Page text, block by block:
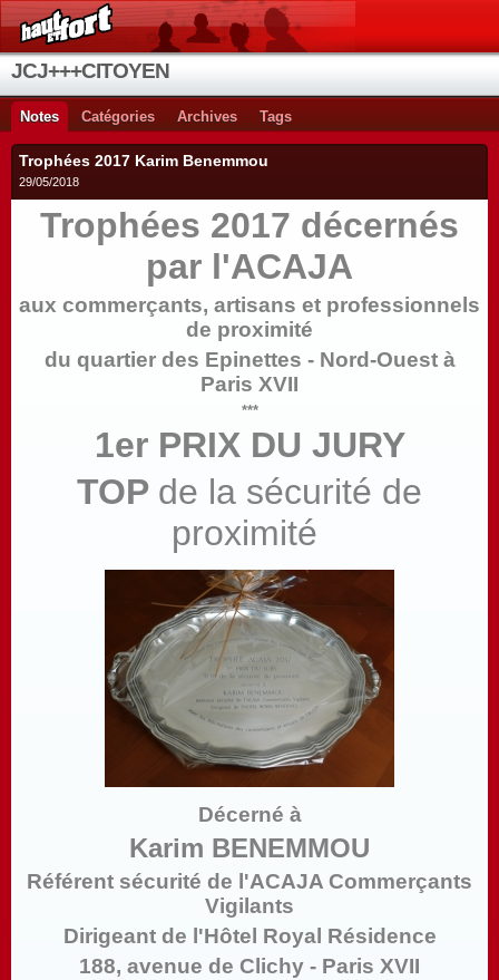
JCJ+++CITOYEN
Notes Catégories Archives Tags
Trophées 2017 Karim Benemmou
29/05/2018
Trophées 2017 décernés
par l'ACAJA
aux commerçants, artisans et professionnels
de proximité
du quartier des Epinettes - Nord-Ouest à
Paris XVII
***
1er PRIX DU JURY
TOP de la sécurité de
proximité
Décerné à
Karim BENEMMOU
Référent sécurité de l'ACAJA Commerçants
Vigilants
Dirigeant de l'Hôtel Royal Résidence
188, avenue de Clichy - Paris XVII